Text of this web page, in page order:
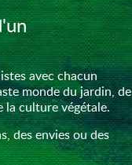
avec chacun
monde du jardin, de
la culture végétale.
des envies ou des